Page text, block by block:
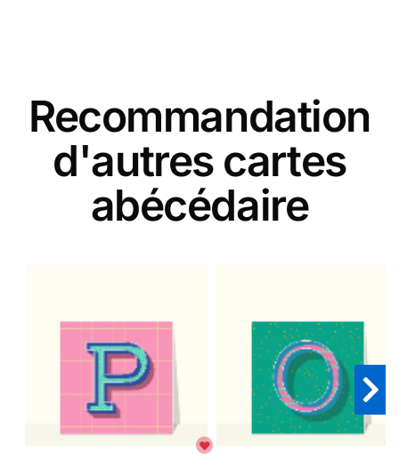
Recommandation
d'autres cartes
abécédaire